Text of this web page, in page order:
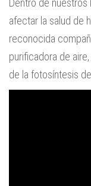
Dentro de nuestros
afectar la salud de
reconocida
purificadora de
de la fotosíntesis